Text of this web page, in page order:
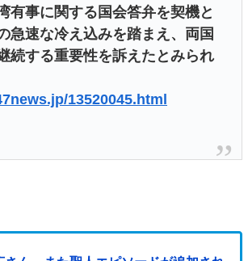
有事に関する国会答弁を契機と
急速な冷え込みを踏まえ、両国
続する重要性を訴えたとみられ
13520045.html